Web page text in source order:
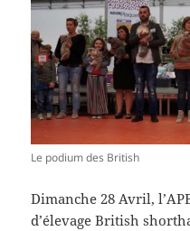
Le podium des British
Dimanche 28 Avril,
d’élevage British